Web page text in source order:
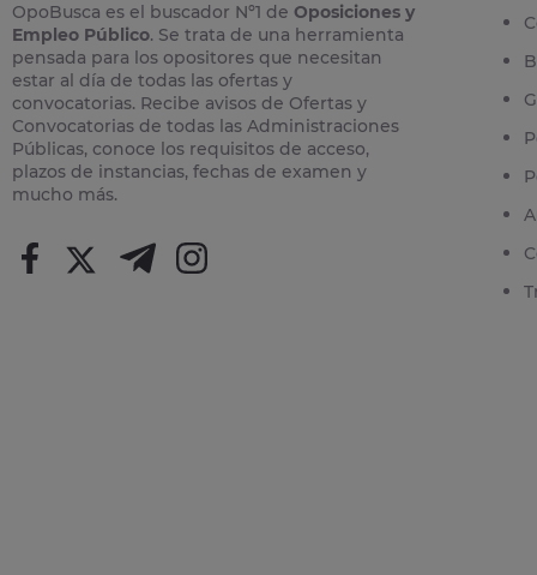
OpoBusca es el buscador Nº1 de Oposiciones y
Empleo Público. Se trata de una herramienta
pensada para los opositores que necesitan
estar al día de todas las ofertas y
convocatorias. Recibe avisos de Ofertas y
Convocatorias de todas las Administraciones
Públicas, conoce los requisitos de acceso,
plazos de instancias, fechas de examen y
mucho más.